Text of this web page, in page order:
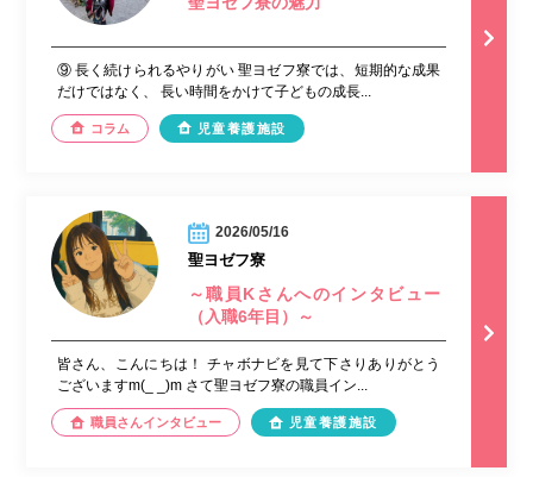
⑨ 長く続けられるやりがい 聖ヨゼフ寮では、短期的な成果
だけではなく、 長い時間をかけて子どもの成長...
コラム 児童養護施設
2026/05/16
聖ヨゼフ寮
～職員Kさんへのインタビュー
（入職6年目）～
皆さん、こんにちは！ チャボナビを見て下さりありがとう
ございますm(_ _)m さて聖ヨゼフ寮の職員イン...
職員さんインタビュー 児童養護施設